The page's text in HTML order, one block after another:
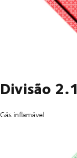
Divisão 2.1
Gás inflamável